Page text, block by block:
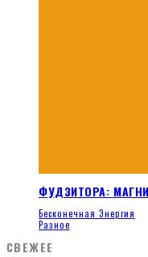
ФУДЗИТОРА:
Бесконечная Энергия
Разное
СВЕЖЕЕ